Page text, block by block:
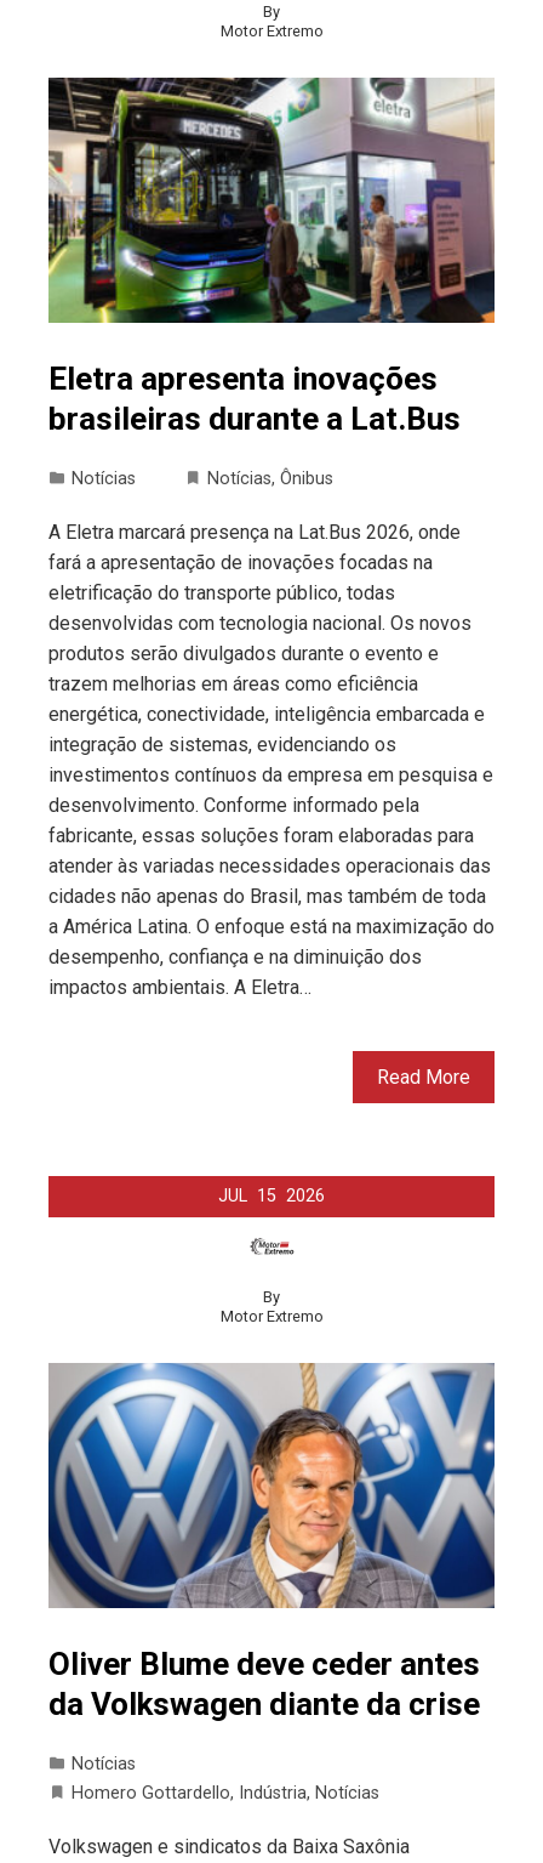
By
Motor Extremo
Eletra apresenta inovações
brasileiras durante a Lat.Bus
Notícias Notícias, Ônibus
A Eletra marcará presença na Lat.Bus 2026, onde
fará a apresentação de inovações focadas na
eletrificação do transporte público, todas
desenvolvidas com tecnologia nacional. Os novos
produtos serão divulgados durante o evento e
trazem melhorias em áreas como eficiência
energética, conectividade, inteligência embarcada e
integração de sistemas, evidenciando os
investimentos contínuos da empresa em pesquisa e
desenvolvimento. Conforme informado pela
fabricante, essas soluções foram elaboradas para
atender às variadas necessidades operacionais das
cidades não apenas do Brasil, mas também de toda
a América Latina. O enfoque está na maximização do
desempenho, confiança e na diminuição dos
impactos ambientais. A Eletra…
Read More
JUL 15 2026
By
Motor Extremo
Oliver Blume deve ceder antes
da Volkswagen diante da crise
Notícias
Homero Gottardello, Indústria, Notícias
Volkswagen e sindicatos da Baixa Saxônia